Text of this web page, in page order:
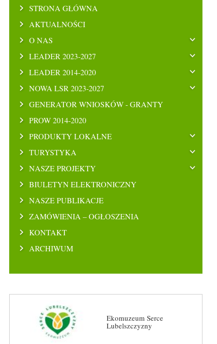
STRONA GŁÓWNA
AKTUALNOŚCI
O NAS
LEADER 2023-2027
LEADER 2014-2020
NOWA LSR 2023-2027
GENERATOR WNIOSKÓW - GRANTY
PROW 2014-2020
PRODUKTY LOKALNE
TURYSTYKA
NASZE PROJEKTY
BIULETYN ELEKTRONICZNY
NASZE PUBLIKACJE
ZAMÓWIENIA – OGŁOSZENIA
KONTAKT
ARCHIWUM
Ekomuzeum Serce
Lubelszczyzny